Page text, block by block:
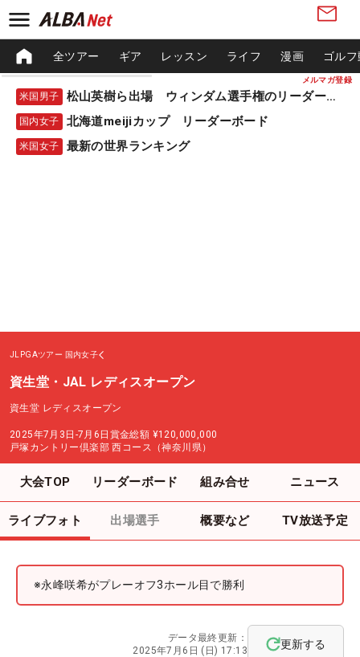
メルマガ登録
全ツアー ギア レッスン ライフ 漫画 ゴル
米国男子 松山英樹ら出場 ウィンダム選手権のリーダーボード
国内女子 北海道meijiカップ リーダーボード
米国女子 最新の世界ランキング
JLPGAツアー 国内女子
資生堂・JAL レディスオープン
資生堂 レディスオープン
2025年7月3日-7月6日 賞金総額 ¥120,000,000
戸塚カントリー倶楽部 西コース（神奈川県）
大会TOP リーダーボード 組み合せ ニュース
ライブフォト 出場選手 概要など TV放送予定
※永峰咲希がプレーオフ3ホール目で勝利
データ最終更新：
2025年7月6日 (日) 17:13
更新する